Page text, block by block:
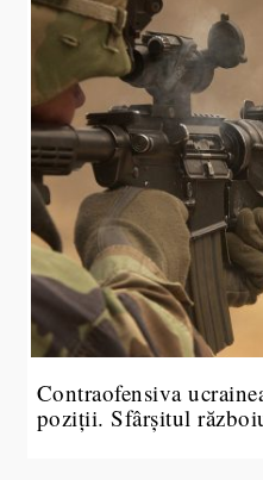
Contraofensiva
poziții. Sfârșitul